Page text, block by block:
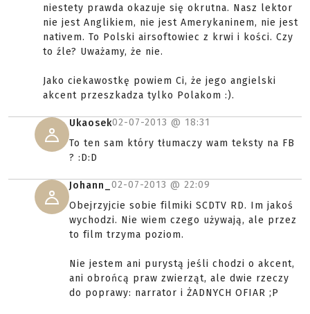
niestety prawda okazuje się okrutna. Nasz lektor
nie jest Anglikiem, nie jest Amerykaninem, nie jest
nativem. To Polski airsoftowiec z krwi i kości. Czy
to źle? Uważamy, że nie.
Jako ciekawostkę powiem Ci, że jego angielski
akcent przeszkadza tylko Polakom :).
Ukaosek02-07-2013 @ 18:31
To ten sam który tłumaczy wam teksty na FB
? :D:D
Johann_ 02-07-2013 @ 22:09
Obejrzyjcie sobie filmiki SCDTV RD. Im jakoś
wychodzi. Nie wiem czego używają, ale przez
to film trzyma poziom.
Nie jestem ani purystą jeśli chodzi o akcent,
ani obrońcą praw zwierząt, ale dwie rzeczy
do poprawy: narrator i ŻADNYCH OFIAR ;P